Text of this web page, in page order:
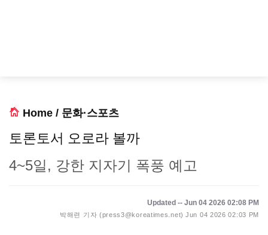
Home / 문화·스포츠
토론토서 오로라 볼까
4~5일, 강한 지자기 폭풍 예고
Updated -- Jun 04 2026 02:08 PM
박해련 기자 (press3@koreatimes.net) Jun 04 2026 02:03 PM